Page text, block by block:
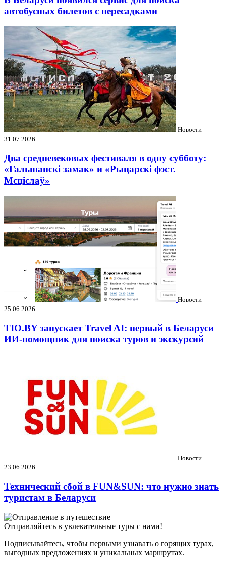
автобусных билетов с пересадками
Новости
31.07.2026
Два средневековых фестиваля в одну субботу:
«Гальшанскі замак» и «Рыцарскі фэст.
Мсціслаў»
Новости
25.06.2026
TIO.BY запускает Travel AI: первый в Беларуси
ИИ-помощник для поиска туров и экскурсий
Новости
23.06.2026
Технический сбой в FUN&SUN: что нужно знать
туристам в Беларуси
Отправляйтесь в увлекательные туры с нами!
Подписывайтесь, чтобы первыми узнавать о горящих турах,
выгодных предложениях и уникальных маршрутах.